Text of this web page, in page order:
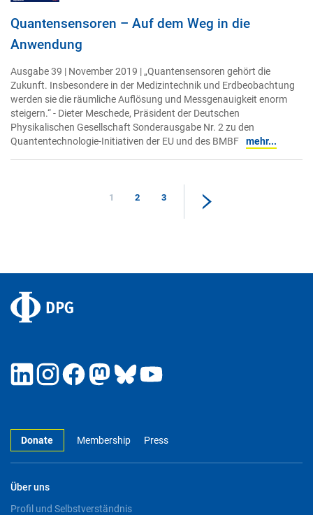
Quantensensoren – Auf dem Weg in die
Anwendung
Ausgabe 39 | November 2019 | „Quantensensoren gehört die
Zukunft. Insbesondere in der Medizintechnik und Erdbeobachtung
werden sie die räumliche Auflösung und Messgenauigkeit enorm
steigern.“ - Dieter Meschede, Präsident der Deutschen
Physikalischen Gesellschaft Sonderausgabe Nr. 2 zu den
Quantentechnologie-Initiativen der EU und des BMBF mehr...
1 2 3
Donate Membership Press
Über uns
Profil und Selbstverständnis